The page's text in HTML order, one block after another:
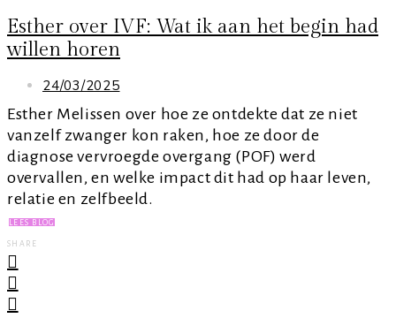
Esther over IVF: Wat ik aan het begin had
willen horen
24/03/2025
Esther Melissen over hoe ze ontdekte dat ze niet
vanzelf zwanger kon raken, hoe ze door de
diagnose vervroegde overgang (POF) werd
overvallen, en welke impact dit had op haar leven,
relatie en zelfbeeld.
LEES BLOG
SHARE